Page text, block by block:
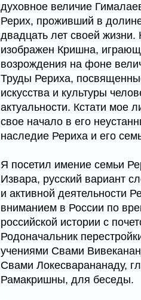
духовное величие
Рерих, проживший в
двадцать лет своей
изображен Кришна,
возрождения на фоне
Труды Рериха,
искусства и культуры
актуальности. Кстати мое
свое начало в его
наследие Рериха и его
Я посетил имение семьи
Извара, русский вариант
и активной деятельности
вниманием в России по
российской истории с
Родоначальник
учениями Свами
Свами Локесварананаду,
Рамакришны, для беседы.